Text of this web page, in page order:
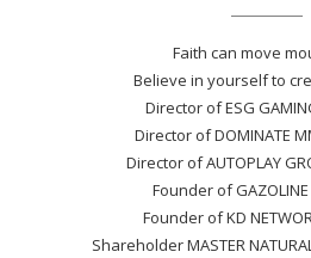
Faith can move
Believe in yourself to
Director of ESG
Director of DOMINATE
Director of AUTOPLAY
Founder of GAZOLINE
Founder of KD
Shareholder MASTER